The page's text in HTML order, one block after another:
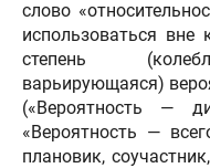
слово
использоваться вне
степень
варьирующаяся)
(«Вероятность —
«Вероятность —
плановик,